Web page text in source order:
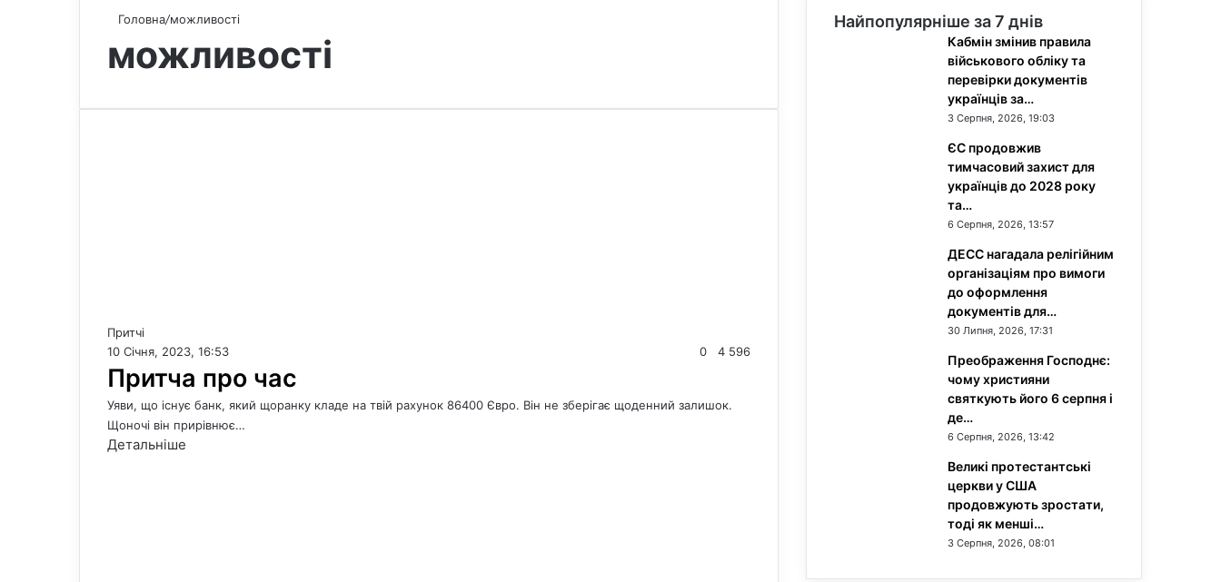
Головна/можливості
можливості
Притчі
10 Січня, 2023, 16:53
0 4 596
Притча про час
Уяви, що існує банк, який щоранку кладе на твій рахунок 86400 Євро. Він не зберігає щоденний залишок.
Щоночі він прирівнює…
Детальніше
Найпопулярніше за 7 днів
Кабмін змінив правила
військового обліку та
перевірки документів
українців за…
3 Серпня, 2026, 19:03
ЄС продовжив
тимчасовий захист для
українців до 2028 року
та…
6 Серпня, 2026, 13:57
ДЕСС нагадала релігійним
організаціям про вимоги
до оформлення
документів для…
30 Липня, 2026, 17:31
Преображення Господнє:
чому християни
святкують його 6 серпня і
де…
6 Серпня, 2026, 13:42
Великі протестантські
церкви у США
продовжують зростати,
тоді як менші…
3 Серпня, 2026, 08:01